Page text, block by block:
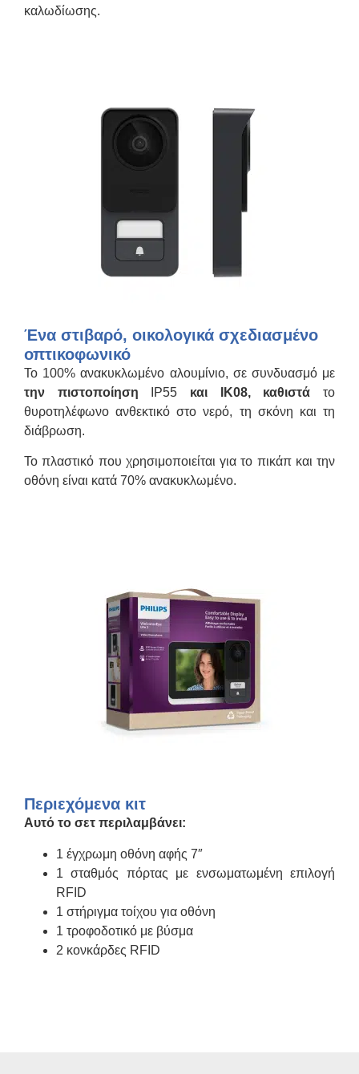
καλωδίωσης.
Ένα στιβαρό, οικολογικά σχεδιασμένο
οπτικοφωνικό
Το 100% ανακυκλωμένο αλουμίνιο, σε συνδυασμό με
την πιστοποίηση IP55 και IK08, καθιστά το
θυροτηλέφωνο ανθεκτικό στο νερό, τη σκόνη και τη
διάβρωση.
Το πλαστικό που χρησιμοποιείται για το πικάπ και την
οθόνη είναι κατά 70% ανακυκλωμένο.
Περιεχόμενα κιτ
Αυτό το σετ περιλαμβάνει:
1 έγχρωμη οθόνη αφής 7″
1 σταθμός πόρτας με ενσωματωμένη επιλογή
RFID
1 στήριγμα τοίχου για οθόνη
1 τροφοδοτικό με βύσμα
2 κονκάρδες RFID